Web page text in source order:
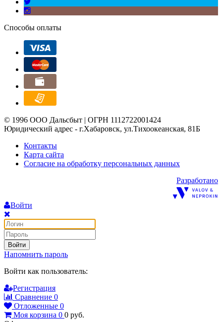
Способы оплаты
© 1996 ООО Дальсбыт | ОГРН 1112722001424
Юридический адрес - г.Хабаровск, ул.Тихоокеанская, 81Б
Контакты
Карта сайта
Согласие на обработку персональных данных
Разработано
Войти
Войти
Напомнить пароль
Войти как пользователь:
Регистрация
Сравнение 0
Отложенные 0
Моя корзина 0 0 руб.